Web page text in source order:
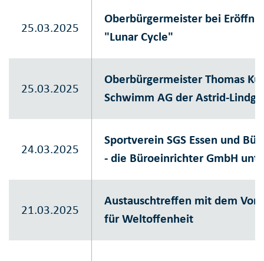
25.03.2025
Oberbürgermeister bei
"Lunar Cycle"
25.03.2025
Oberbürgermeister Thomas
Schwimm AG der Astrid-
24.03.2025
Sportverein SGS Essen und
- die Büroeinrichter GmbH
21.03.2025
Austauschtreffen mit dem
für Weltoffenheit